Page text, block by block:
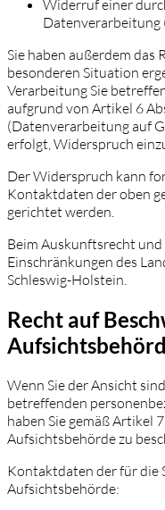
Widerruf einer
Datenverarbeitung
Sie haben außerdem das
besonderen Situation
Verarbeitung Sie
aufgrund von Artikel 6
(Datenverarbeitung auf
erfolgt, Widerspruch
Der Widerspruch kann
Kontaktdaten der oben
gerichtet werden.
Beim Auskunftsrecht
Einschränkungen des
Schleswig-Holstein.
Recht auf
Wenn Sie der Ansicht
betreffenden
haben Sie gemäß Artikel
Aufsichtsbehörde zu
Kontaktdaten der für die
Aufsichtsbehörde: